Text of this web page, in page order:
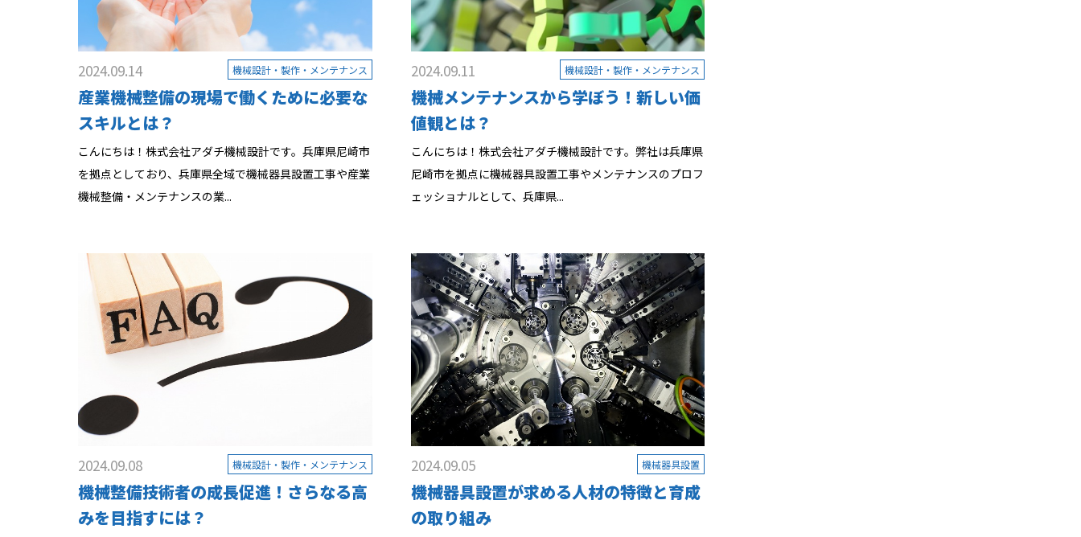
2024.09.14 機械設計・製作・メンテナンス
産業機械整備の現場で働くために必要な
スキルとは？
こんにちは！株式会社アダチ機械設計です。兵庫県尼崎市
を拠点としており、兵庫県全域で機械器具設置工事や産業
機械整備・メンテナンスの業...
2024.09.11 機械設計・製作・メンテナンス
機械メンテナンスから学ぼう！新しい価
値観とは？
こんにちは！株式会社アダチ機械設計です。弊社は兵庫県
尼崎市を拠点に機械器具設置工事やメンテナンスのプロフ
ェッショナルとして、兵庫県...
2024.09.08 機械設計・製作・メンテナンス
機械整備技術者の成長促進！さらなる高
みを目指すには？
2024.09.05 機械器具設置
機械器具設置が求める人材の特徴と育成
の取り組み